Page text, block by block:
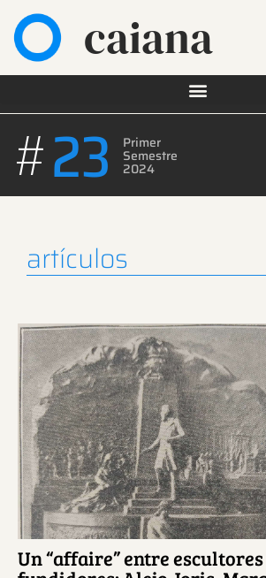
caiana
#23 Primer
Semestre
2024
artículos
Ver más sobre
Un “affaire” entre